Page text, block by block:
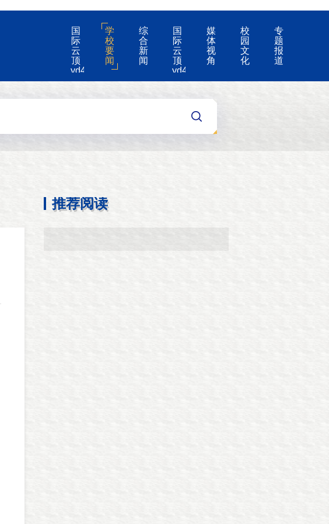
国
际
云
顶
yd4008-
云
国
戏
学
校
要
闻
综
合
新
闻
国
际
云
顶
yd4008
的
告
媒
体
视
角
校
园
文
化
专
题
报
道
推荐阅读